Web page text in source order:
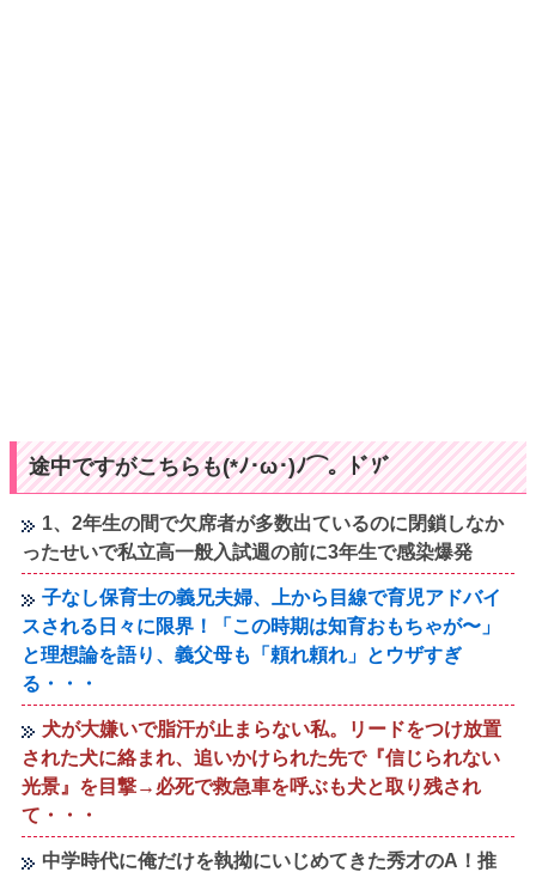
途中ですがこちらも(*ﾉ･ω･)ﾉ⌒。ﾄﾞｿﾞ
1、2年生の間で欠席者が多数出ているのに閉鎖しなか
ったせいで私立高一般入試週の前に3年生で感染爆発
子なし保育士の義兄夫婦、上から目線で育児アドバイ
スされる日々に限界！「この時期は知育おもちゃが〜」
と理想論を語り、義父母も「頼れ頼れ」とウザすぎ
る・・・
犬が大嫌いで脂汗が止まらない私。リードをつけ放置
された犬に絡まれ、追いかけられた先で『信じられない
光景』を目撃→必死で救急車を呼ぶも犬と取り残され
て・・・
中学時代に俺だけを執拗にいじめてきた秀才のA！推